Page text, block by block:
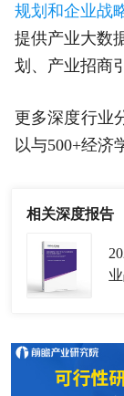
规划和企业战
提供产业大数
划、产业招商
更多深度行业
以与500+经济
相关深度报告